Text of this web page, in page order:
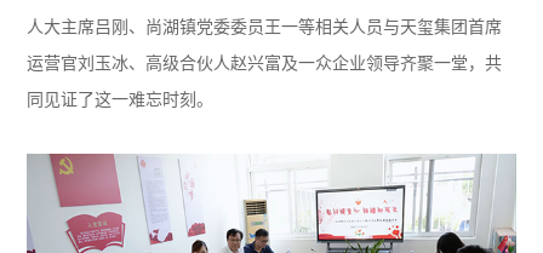
人大主席吕刚、尚湖镇党委委员王一等相关人员与天玺集团首席
运营官刘玉冰、高级合伙人赵兴富及一众企业领导齐聚一堂，共
同见证了这一难忘时刻。